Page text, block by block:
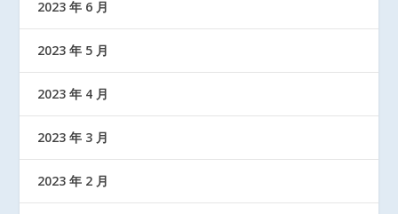
2023 年 6 月
2023 年 5 月
2023 年 4 月
2023 年 3 月
2023 年 2 月